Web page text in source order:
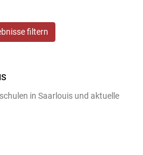
filtern
in Saarlouis und aktuelle